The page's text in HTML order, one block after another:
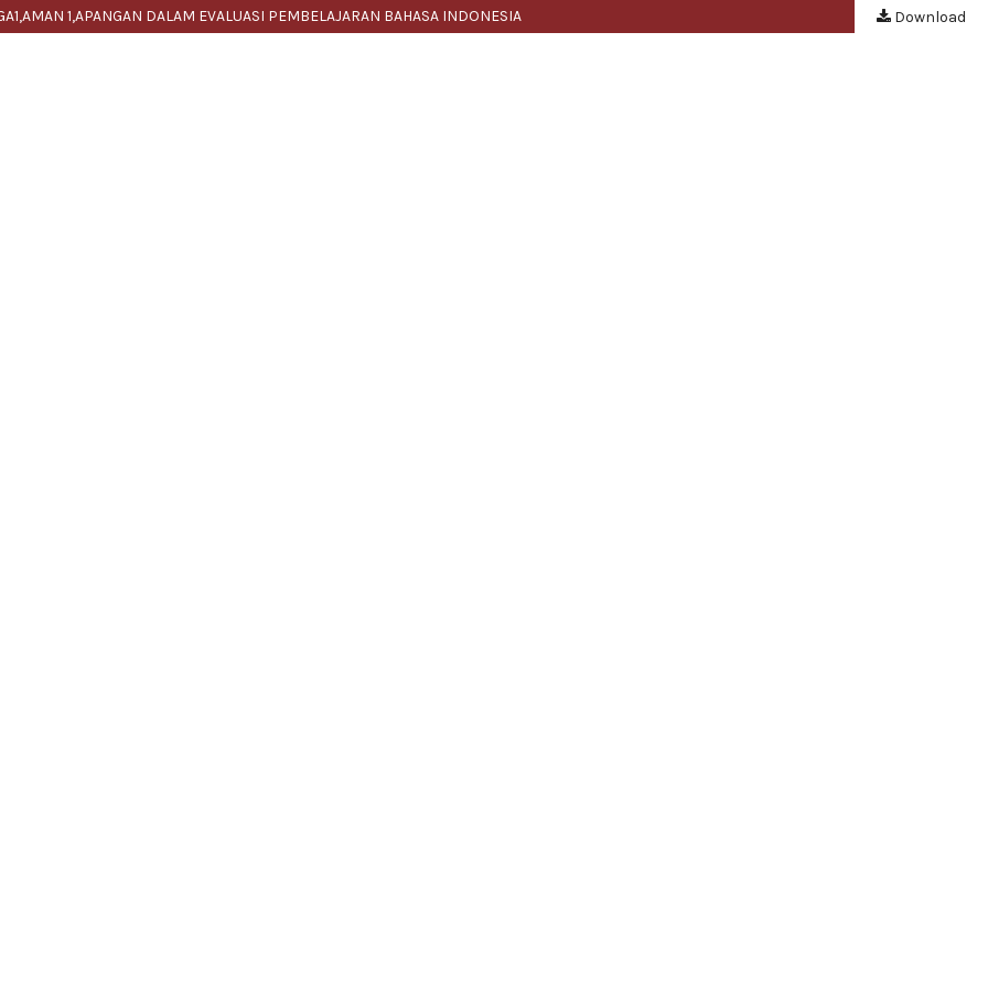
1,APANGAN DALAM EVALUASI PEMBELAJARAN BAHASA INDONESIA Download